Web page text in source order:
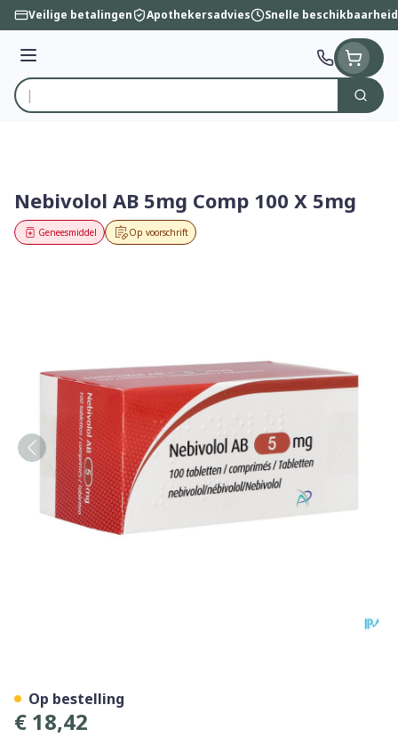
Ga naar de inhoud
Veilige betalingen Apothekersadvies Snelle beschikbaarheid
Menu
Product, merk, categorie...
Zoek
Nebivolol AB 5mg Comp 100 X 5mg
Op voorschrift
Geneesmiddel
€ 18,42
Op bestelling